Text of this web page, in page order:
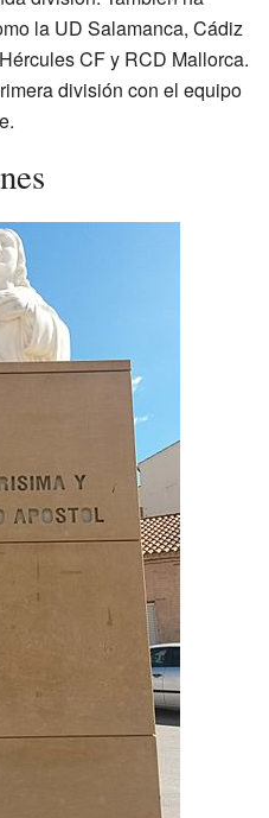
la UD Salamanca, Cádiz
CF y RCD Mallorca.
división con el equipo